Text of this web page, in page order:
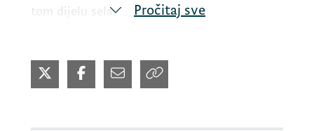
tom dijelu sela.
Ovaj problem je evidentiran, nakon čega je
kontaktirana Opština Zeta i dogovoreno
Pročitaj sve